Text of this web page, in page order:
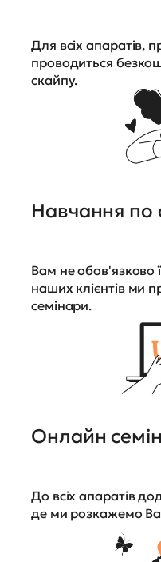
Для всіх апаратів,
проводиться
скайпу.
Навчання по
Вам не обов'язково
наших клієнтів ми
семінари.
Онлайн
До всіх апаратів
де ми розкажемо